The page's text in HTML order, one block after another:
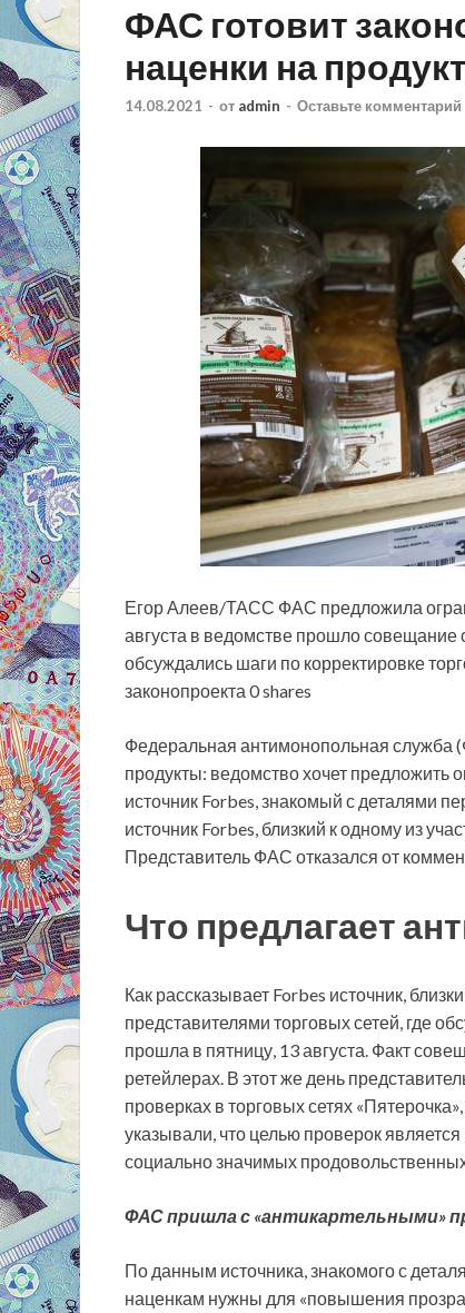
ФАС готовит
наценки на
14.08.2021 - от admin - Оставьте комментарий
Егор Алеев/ТАСС ФАС предложила
августа в ведомстве прошло совещание
обсуждались шаги по корректировке
законопроекта 0 shares
Федеральная антимонопольная служба
продукты: ведомство хочет предложить
источник Forbes, знакомый с деталями
источник Forbes, близкий к одному из
Представитель ФАС отказался от
Что предлагает
Как рассказывает Forbes источник,
представителями торговых сетей, где
прошла в пятницу, 13 августа. Факт
ретейлерах. В этот же день
проверках в торговых сетях
указывали, что целью проверок
социально значимых
ФАС пришла с «антикартельными»
По данным источника, знакомого с
наценкам нужны для «повышения